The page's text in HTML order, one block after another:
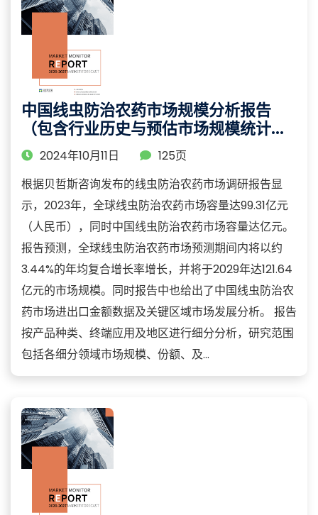
中国线虫防治农药市场规模分析报告
（包含行业历史与预估市场规模统计与
预测）
2024年10月11日
125页
根据贝哲斯咨询发布的线虫防治农药市场调研报告显
示，2023年，全球线虫防治农药市场容量达99.31亿元
（人民币），同时中国线虫防治农药市场容量达亿元。
报告预测，全球线虫防治农药市场预测期间内将以约
3.44%的年均复合增长率增长，并将于2029年达121.64
亿元的市场规模。同时报告中也给出了中国线虫防治农
药市场进出口金额数据及关键区域市场发展分析。 报告
按产品种类、终端应用及地区进行细分分析，研究范围
包括各细分领域市场规模、份额、及...